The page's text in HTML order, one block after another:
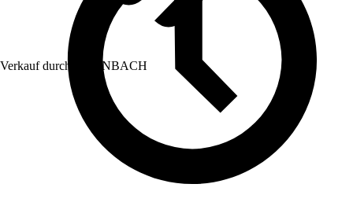
Verkauf durch: HORNBACH